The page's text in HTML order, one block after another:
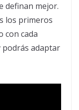
definan mejor.
los primeros
con cada
podrás adaptar